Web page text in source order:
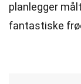
planlegger
fantastiske